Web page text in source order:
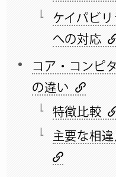
ケイパビ
への対応
コア・コンピ
の違い
特徴比較
主要な相